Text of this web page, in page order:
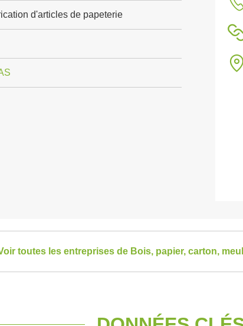
d'articles de papeterie
toutes les entreprises de Bois, papier, carton,